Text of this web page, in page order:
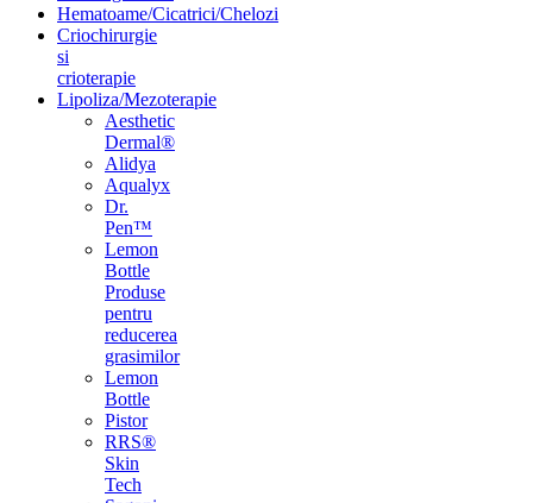
Hematoame/Cicatrici/Chelozi
Criochirurgie
si
crioterapie
Lipoliza/Mezoterapie
Aesthetic
Dermal®
Alidya
Aqualyx
Dr.
Pen™
Lemon
Bottle
Produse
pentru
reducerea
grasimilor
Lemon
Bottle
Pistor
RRS®
Skin
Tech